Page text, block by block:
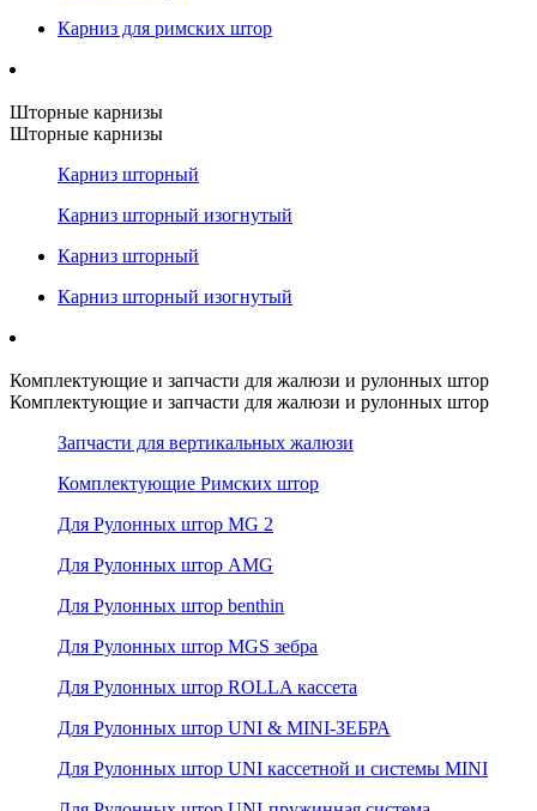
Карниз для римских штор
Шторные карнизы
Шторные карнизы
Карниз шторный
Карниз шторный изогнутый
Карниз шторный
Карниз шторный изогнутый
Комплектующие и запчасти для жалюзи и рулонных штор
Комплектующие и запчасти для жалюзи и рулонных штор
Запчасти для вертикальных жалюзи
Комплектующие Римских штор
Для Рулонных штор MG 2
Для Рулонных штор AMG
Для Рулонных штор benthin
Для Рулонных штор MGS зебра
Для Рулонных штор ROLLA кассета
Для Рулонных штор UNI & MINI-ЗЕБРА
Для Рулонных штор UNI кассетной и системы MINI